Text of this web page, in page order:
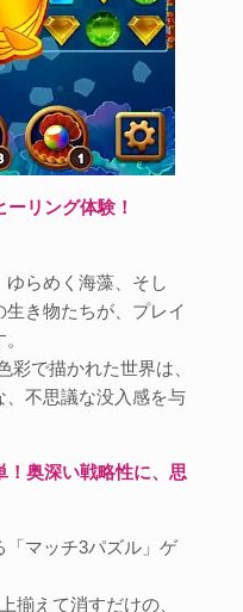
リング体験！
らめく海藻、そし
き物たちが、プレイ
で描かれた世界は、
、不思議な没入感を与
！奥深い戦略性に、思
「マッチ3パズル」ゲ
揃えて消すだけの、